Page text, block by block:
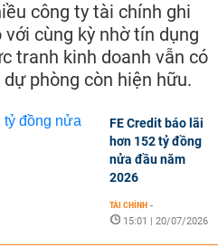
công ty tài chính ghi
cùng kỳ nhờ tín dụng
tranh kinh doanh vẫn có
phòng còn hiện hữu.
FE Credit báo lãi
hơn 152 tỷ đồng
nửa đầu năm
2026
TÀI CHÍNH -
15:01 | 20/07/2026